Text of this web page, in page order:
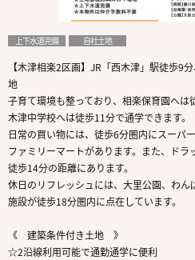
上下水道完備 自社土地
【木津相楽2区画】JR「西木津」駅徒歩9
地
子育て環境も整っており、相楽保育園へは
木津中学校へは徒歩11分で通学できます。
日常の買い物には、徒歩6分圏内にスーパ
ファミリーマートがあります。また、ド
徒歩14分の距離にあります。
休日のリフレッシュには、大里公園、わ
施設が徒歩18分圏内に点在しています。
《 建築条件付き土地 》
☆2沿線利用可能で通勤通学に便利